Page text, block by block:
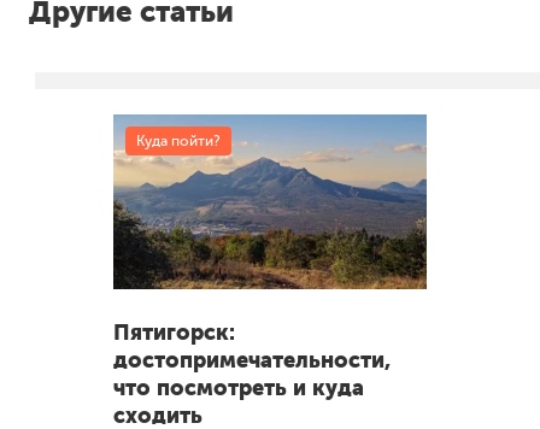
Другие статьи
Куда пойти?
Пятигорск:
достопримечательности,
что посмотреть и куда
сходить